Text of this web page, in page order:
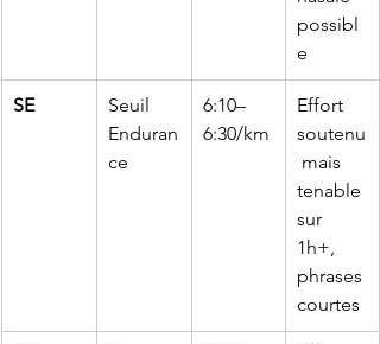
possibl
e
SE
Seuil
Enduran
ce
6:10–
6:30/km
Effort
soutenu
mais
tenable
sur
1h+,
phrases
courtes